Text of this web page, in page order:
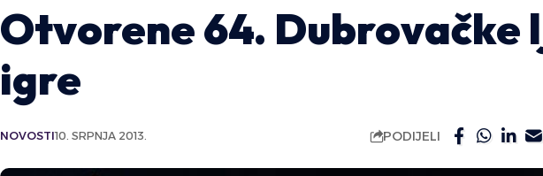
Otvorene 64. Dubrovačke
igre
NOVOSTI10. SRPNJA 2013. PODIJELI